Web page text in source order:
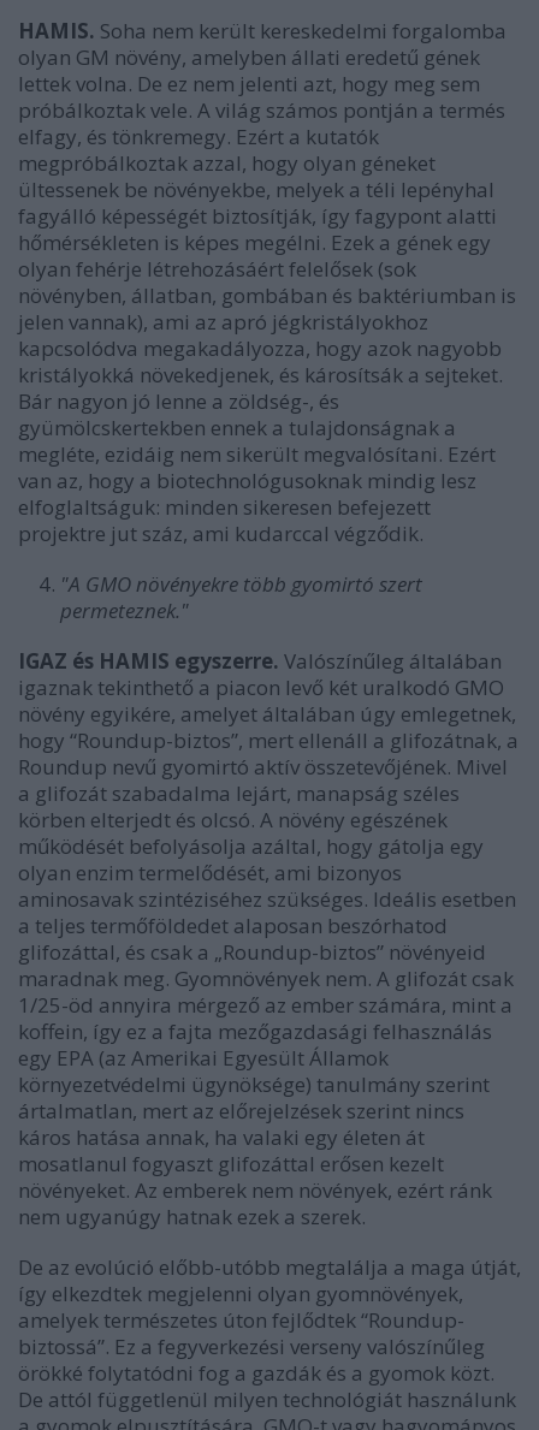
HAMIS. Soha nem került kereskedelmi forgalomba
olyan GM növény, amelyben állati eredetű gének
lettek volna. De ez nem jelenti azt, hogy meg sem
próbálkoztak vele. A világ számos pontján a termés
elfagy, és tönkremegy. Ezért a kutatók
megpróbálkoztak azzal, hogy olyan géneket
ültessenek be növényekbe, melyek a téli lepényhal
fagyálló képességét biztosítják, így fagypont alatti
hőmérsékleten is képes megélni. Ezek a gének egy
olyan fehérje létrehozásáért felelősek (sok
növényben, állatban, gombában és baktériumban is
jelen vannak), ami az apró jégkristályokhoz
kapcsolódva megakadályozza, hogy azok nagyobb
kristályokká növekedjenek, és károsítsák a sejteket.
Bár nagyon jó lenne a zöldség-, és
gyümölcskertekben ennek a tulajdonságnak a
megléte, ezidáig nem sikerült megvalósítani. Ezért
van az, hogy a biotechnológusoknak mindig lesz
elfoglaltságuk: minden sikeresen befejezett
projektre jut száz, ami kudarccal végződik.
"A GMO növényekre több gyomirtó szert
permeteznek."
IGAZ és HAMIS egyszerre. Valószínűleg általában
igaznak tekinthető a piacon levő két uralkodó GMO
növény egyikére, amelyet általában úgy emlegetnek,
hogy “Roundup-biztos”, mert ellenáll a glifozátnak, a
Roundup nevű gyomirtó aktív összetevőjének. Mivel
a glifozát szabadalma lejárt, manapság széles
körben elterjedt és olcsó. A növény egészének
működését befolyásolja azáltal, hogy gátolja egy
olyan enzim termelődését, ami bizonyos
aminosavak szintéziséhez szükséges. Ideális esetben
a teljes termőföldedet alaposan beszórhatod
glifozáttal, és csak a „Roundup-biztos” növényeid
maradnak meg. Gyomnövények nem. A glifozát csak
1/25-öd annyira mérgező az ember számára, mint a
koffein, így ez a fajta mezőgazdasági felhasználás
egy EPA (az Amerikai Egyesült Államok
környezetvédelmi ügynöksége) tanulmány szerint
ártalmatlan, mert az előrejelzések szerint nincs
káros hatása annak, ha valaki egy életen át
mosatlanul fogyaszt glifozáttal erősen kezelt
növényeket. Az emberek nem növények, ezért ránk
nem ugyanúgy hatnak ezek a szerek.
De az evolúció előbb-utóbb megtalálja a maga útját,
így elkezdtek megjelenni olyan gyomnövények,
amelyek természetes úton fejlődtek “Roundup-
biztossá”. Ez a fegyverkezési verseny valószínűleg
örökké folytatódni fog a gazdák és a gyomok közt.
De attól függetlenül milyen technológiát használunk